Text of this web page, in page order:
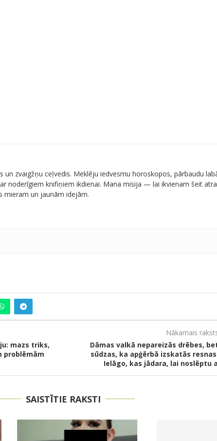
un zvaigžņu ceļvedis. Meklēju iedvesmu horoskopos, pārbaudu
noderīgiem knifiņiem ikdienai. Mana misija — lai ikvienam šeit
mieram un jaunām idejām.
mazs triks,
problēmām
Nākamais
Dāmas valkā nepareizās drēbes,
sūdzas, ka apģērbā izskatās
Ielāgo, kas jādara, lai noslēptu
SAISTĪTIE RAKSTI